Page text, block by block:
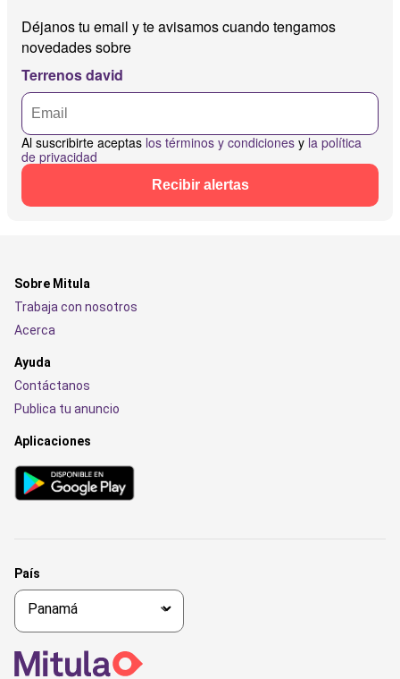
Déjanos tu email y te avisamos cuando tengamos
novedades sobre
Terrenos david
Al suscribirte aceptas los términos y condiciones y la política
de privacidad
Recibir alertas
Sobre Mitula
Trabaja con nosotros
Acerca
Ayuda
Contáctanos
Publica tu anuncio
Aplicaciones
País